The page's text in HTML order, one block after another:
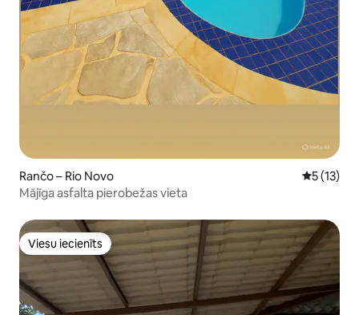
Rančo – Rio Novo Vidējais
5 (13)
Mājīga asfalta pierobežas vieta
Viesu iecienīts
Viesu iecienīts